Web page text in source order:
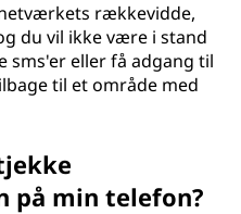
rækkevidde,
du vil ikke være i stand
sms'er eller få adgang til
til et område med
på min telefon?